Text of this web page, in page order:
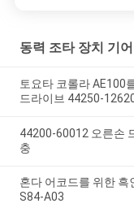
동력 조타 장치 기
토요타 코롤라 AE100
드라이브 44250-
44200-60012 오른손
충
혼다 어코드를 위한
S84-A03